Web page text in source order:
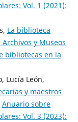
Vol. 1 (2021):
La biblioteca
y Museos
bibliotecas en la
Lucía León,
y maestros
Anuario sobre
Vol. 3 (2023):